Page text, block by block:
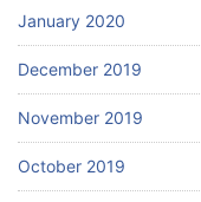
January 2020
December 2019
November 2019
October 2019